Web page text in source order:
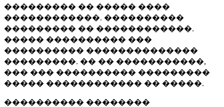
��������� �� ����� ����
������������. ����������
��������� �� ������������.
����� ���������� ���
���������� ��������������
���������. �� �� �����������,
��� ��� ���������� ���������
����� ������������ �� �����.
���������� ��������